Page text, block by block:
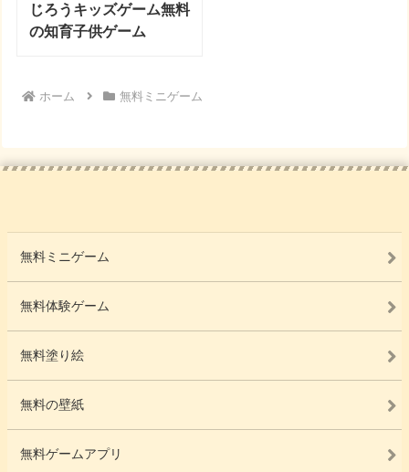
じろうキッズゲーム無料
の知育子供ゲーム
ホーム 無料ミニゲーム
無料ミニゲーム
無料体験ゲーム
無料塗り絵
無料の壁紙
無料ゲームアプリ